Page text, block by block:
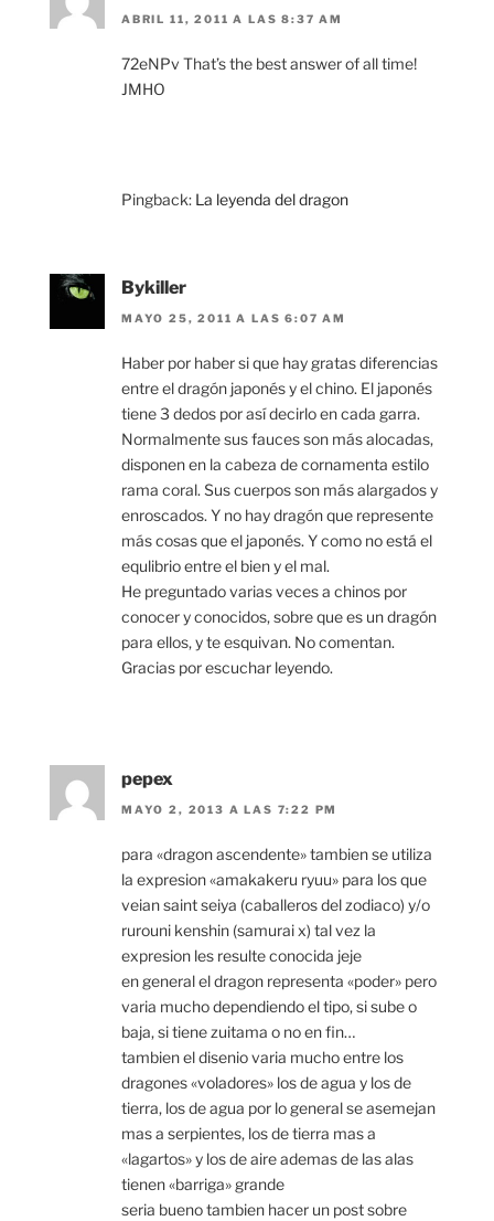
ABRIL 11, 2011 A LAS 8:37 AM
72eNPv That’s the best answer of all time!
JMHO
Pingback: La leyenda del dragon
Bykiller
MAYO 25, 2011 A LAS 6:07 AM
Haber por haber si que hay gratas diferencias
entre el dragón japonés y el chino. El japonés
tiene 3 dedos por así decirlo en cada garra.
Normalmente sus fauces son más alocadas,
disponen en la cabeza de cornamenta estilo
rama coral. Sus cuerpos son más alargados y
enroscados. Y no hay dragón que represente
más cosas que el japonés. Y como no está el
equlibrio entre el bien y el mal.
He preguntado varias veces a chinos por
conocer y conocidos, sobre que es un dragón
para ellos, y te esquivan. No comentan.
Gracias por escuchar leyendo.
pepex
MAYO 2, 2013 A LAS 7:22 PM
para «dragon ascendente» tambien se utiliza
la expresion «amakakeru ryuu» para los que
veian saint seiya (caballeros del zodiaco) y/o
rurouni kenshin (samurai x) tal vez la
expresion les resulte conocida jeje
en general el dragon representa «poder» pero
varia mucho dependiendo el tipo, si sube o
baja, si tiene zuitama o no en fin…
tambien el disenio varia mucho entre los
dragones «voladores» los de agua y los de
tierra, los de agua por lo general se asemejan
mas a serpientes, los de tierra mas a
«lagartos» y los de aire ademas de las alas
tienen «barriga» grande
seria bueno tambien hacer un post sobre